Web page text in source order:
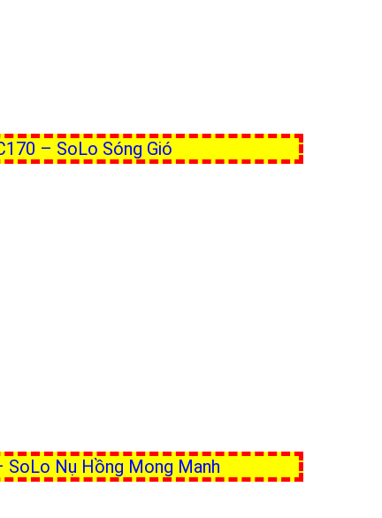
– SoLo Sóng Gió
SoLo Nụ Hồng Mong Manh